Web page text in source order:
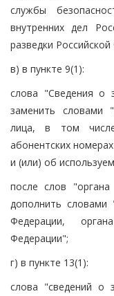
службы
внутренних дел
разведки
в) в пункте 9(1):
слова "Сведения о
заменить словами
лица, в том
абонентских
и (или) об
после слов
дополнить словами
Федерации,
Федерации";
г) в пункте 13(1):
слова "сведений о